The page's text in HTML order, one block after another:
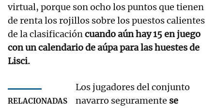
virtual, porque son ocho los puntos que tienen
de renta los rojillos sobre los puestos calientes
de la clasificacióncuando aún hay 15 en juego
con un calendario de aúpa para las huestes de
Lisci.
RELACIONADAS
Los jugadores del conjunto
navarro seguramente se